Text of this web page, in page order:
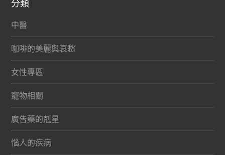
分類
中醫
咖啡的美麗與哀愁
女性專區
寵物相關
廣告藥的剋星
惱人的疾病